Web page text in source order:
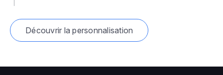
Découvrir la personnalisation